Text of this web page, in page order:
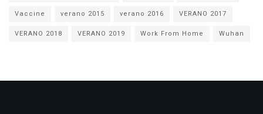
Vaccine
verano 2015 verano 2016
VERANO 2017
VERANO 2018
VERANO 2019 Work From Home Wuhan